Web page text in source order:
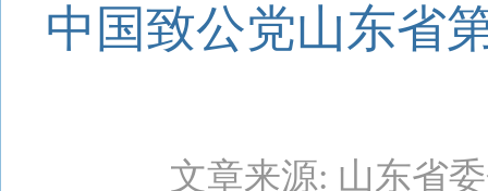
中国致公党山东省
文章来源: 山东省